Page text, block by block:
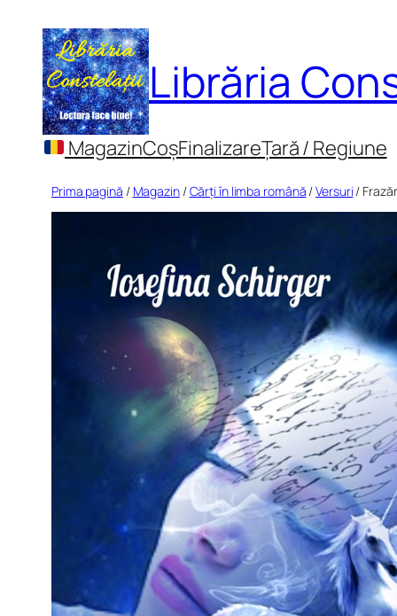
conținut
Librăria
MagazinCoșFinalizareȚară / Regiune
Prima pagină / Magazin/Cărți în limba română /Versuri /